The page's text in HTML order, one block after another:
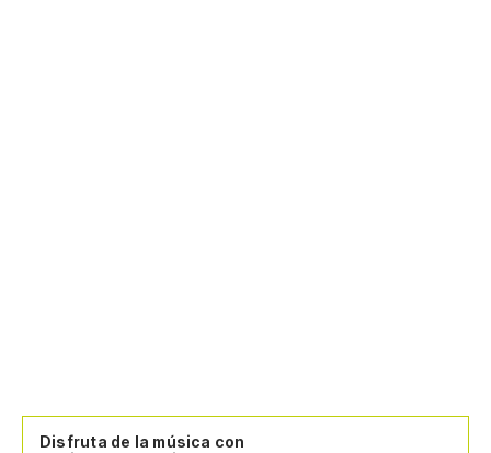
Disfruta de la música con